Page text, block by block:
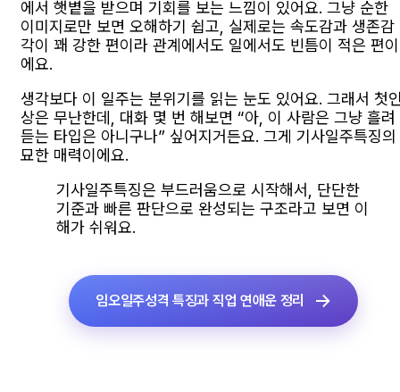
에서 햇볕을 받으며 기회를 보는 느낌이 있어요. 그냥 순한
이미지로만 보면 오해하기 쉽고, 실제로는 속도감과 생존감
각이 꽤 강한 편이라 관계에서도 일에서도 빈틈이 적은 편이
에요.
생각보다 이 일주는 분위기를 읽는 눈도 있어요. 그래서 첫
상은 무난한데, 대화 몇 번 해보면 “아, 이 사람은 그냥 흘려
듣는 타입은 아니구나” 싶어지거든요. 그게 기사일주특징의
묘한 매력이에요.
기사일주특징은 부드러움으로 시작해서, 단단한
기준과 빠른 판단으로 완성되는 구조라고 보면 이
해가 쉬워요.
임오일주성격 특징과 직업 연애운 정리